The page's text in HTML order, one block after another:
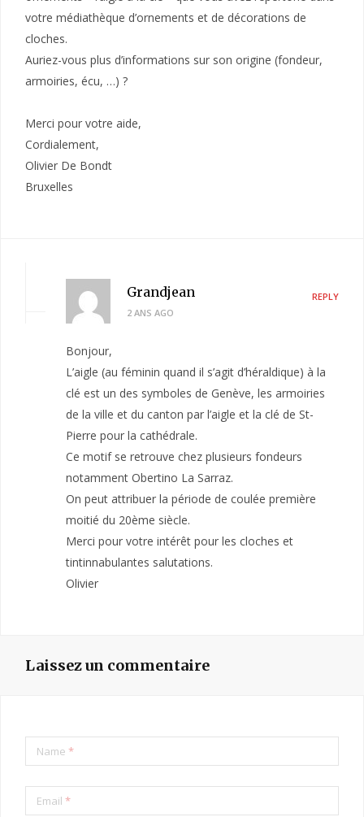
votre médiathèque d’ornements et de décorations de
cloches.
Auriez-vous plus d’informations sur son origine (fondeur,
armoiries, écu, …) ?
Merci pour votre aide,
Cordialement,
Olivier De Bondt
Bruxelles
Grandjean
2 ANS AGO
REPLY
Bonjour,
L’aigle (au féminin quand il s’agit d’héraldique) à la
clé est un des symboles de Genève, les armoiries
de la ville et du canton par l’aigle et la clé de St-
Pierre pour la cathédrale.
Ce motif se retrouve chez plusieurs fondeurs
notamment Obertino La Sarraz.
On peut attribuer la période de coulée première
moitié du 20ème siècle.
Merci pour votre intérêt pour les cloches et
tintinnabulantes salutations.
Olivier
Laissez un commentaire
Name *
Email *